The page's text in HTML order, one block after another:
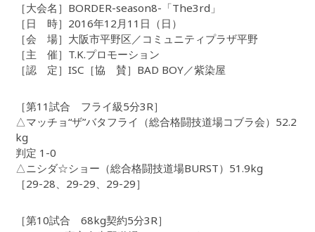
［大会名］BORDER-season8-「The3rd」
［日 時］2016年12月11日（日）
［会 場］大阪市平野区／コミュニティプラザ平野
［主 催］T.K.プロモーション
［認 定］ISC［協 賛］BAD BOY／紫染屋
［第11試合 フライ級5分3R］
△マッチョ“ザ”バタフライ（総合格闘技道場コブラ会）52.2
kg
判定 1-0
△ニシダ☆ショー（総合格闘技道場BURST）51.9kg
［29-28、29-29、29-29］
［第10試合 68kg契約5分3R］